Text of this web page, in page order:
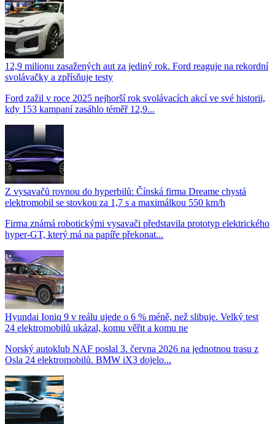
12,9 milionu zasažených aut za jediný rok. Ford reaguje na rekordní
svolávačky a zpřísňuje testy
Ford zažil v roce 2025 nejhorší rok svolávacích akcí ve své historii,
kdy 153 kampaní zasáhlo téměř 12,9...
Z vysavačů rovnou do hyperbilů: Čínská firma Dreame chystá
elektromobil se stovkou za 1,7 s a maximálkou 550 km/h
Firma známá robotickými vysavači představila prototyp elektrického
hyper-GT, který má na papíře překonat...
Hyundai Ioniq 9 v reálu ujede o 6 % méně, než slibuje. Velký test
24 elektromobilů ukázal, komu věřit a komu ne
Norský autoklub NAF poslal 3. června 2026 na jednotnou trasu z
Osla 24 elektromobilů. BMW iX3 dojelo...